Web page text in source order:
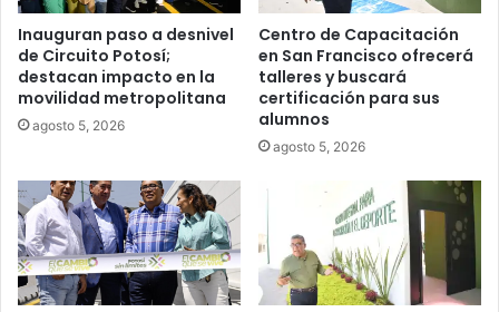
Inauguran paso a desnivel
de Circuito Potosí;
destacan impacto en la
movilidad metropolitana
agosto 5, 2026
Centro de Capacitación
en San Francisco ofrecerá
talleres y buscará
certificación para sus
alumnos
agosto 5, 2026